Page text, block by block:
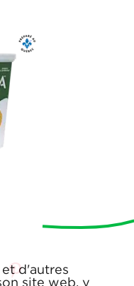
d'autres
site web, y